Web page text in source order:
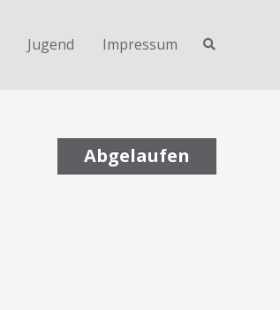
Jugend Impressum
Abgelaufen